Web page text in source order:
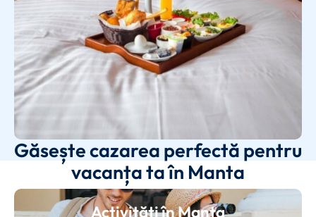
Găsește cazarea perfectă pentru
vacanța ta în Manta
Activități în Manta